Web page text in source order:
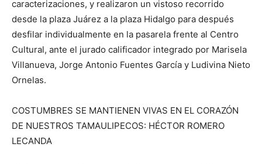
caracterizaciones, y realizaron un vistoso recorrido
desde la plaza Juárez a la plaza Hidalgo para después
desfilar individualmente en la pasarela frente al Centro
Cultural, ante el jurado calificador integrado por Marisela
Villanueva, Jorge Antonio Fuentes García y Ludivina Nieto
Ornelas.
COSTUMBRES SE MANTIENEN VIVAS EN EL CORAZÓN
DE NUESTROS TAMAULIPECOS: HÉCTOR ROMERO
LECANDA